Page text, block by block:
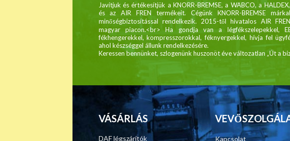
Javítjuk és értékesítjük a KNORR-BREMSE, a WABCO, a
és az AIR FREN termékeit. Cégünk KNORR-BREMSE
minőségbiztosítással rendelkezik. 2015-től hivatalos AIR
magyar piacon.<br> Ha gondja van a légfékszelepekkel,
fékhengerekkel, kompresszorokkal, féknyergekkel, hívja fel
ahol készséggel állunk rendelkezésére.
Keressen bennünket, szlogenünk huszonöt éve változatlan „Út a
VÁSÁRLÁS
DAF légszárítók
Kapcsolat